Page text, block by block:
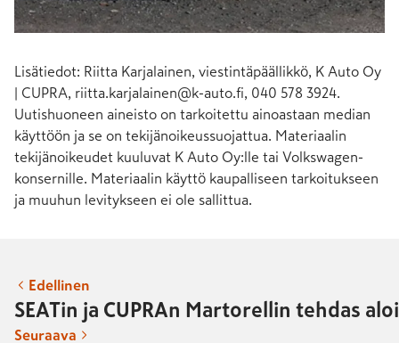
Lisätiedot: Riitta Karjalainen, viestintäpäällikkö, K Auto Oy
| CUPRA, riitta.karjalainen@k-auto.fi , 040 578 3924.
Uutishuoneen aineisto on tarkoitettu ainoastaan median
käyttöön ja se on tekijänoikeussuojattua. Materiaalin
tekijänoikeudet kuuluvat K Auto Oy:lle tai Volkswagen-
konsernille. Materiaalin käyttö kaupalliseen tarkoitukseen
ja muuhun levitykseen ei ole sallittua.
Edellinen
SEATin ja CUPRAn Martorellin tehdas
Seuraava